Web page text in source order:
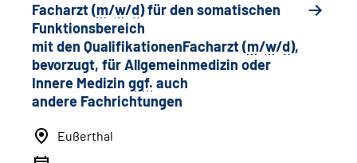
Facharzt (m/w/d) für den somatischen
Funktionsbereich
mit den QualifikationenFacharzt (m/w/d),
bevorzugt, für Allgemeinmedizin oder
Innere Medizin ggf. auch
andere Fachrichtungen
Eußerthal